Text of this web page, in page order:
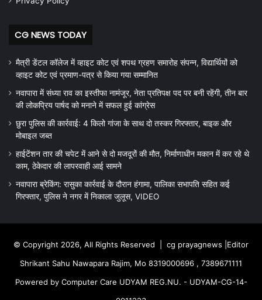
CG NEWS TODAY
मैत्री डेंटल कॉलेज में व्हाइट कोट एवं शपथ ग्रहण समारोह संपन्न, विद्यार्थियों को
व्हाइट कोट एवं प्रमाण-पत्र से किया गया सम्मानित
नवापारा में संध्या राव का इस्तीफा नामंजूर, नेता प्रतिपक्ष पद पर बनी रहेंगी, तीन बार
की लोकप्रिय पार्षद को मनाने में सफल हुई कांग्रेस
छुरा पुलिस की कार्रवाई: 4 किलो गांजा के साथ दो तस्कर गिरफ्तार, बाइक और
मोबाइल जब्त
हाईटेंशन तार की चपेट में आने से दो मजदूरों की मौत, निर्माणाधीन मकान में कर रहे थे
काम, ठेकेदार की लापरवाही आई सामने
नवापारा ब्रेकिंग: रासुका कार्रवाई के दौरान हंगामा, पालिका सभापति सहित कई
गिरफ्तार, पुलिस ने नगर में निकाला जुलूस, VIDEO
© Copyright 2026, All Rights Reserved | cg prayagnews |Editor
Shrikant Sahu Nawapara Rajim, Mo 8319000696 , 7389671111
Powered by Computer Care UDYAM REG.NU. - UDYAM-CG-14-